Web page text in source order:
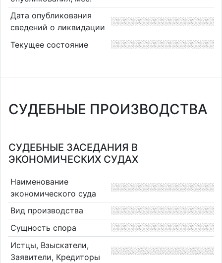
Дата опубликования
сведений о ликвидации
Текущее состояние
СУДЕБНЫЕ ПРОИЗВОДСТВА
СУДЕБНЫЕ ЗАСЕДАНИЯ В
ЭКОНОМИЧЕСКИХ СУДАХ
Наименование
экономического суда
Вид производства
Сущность спора
Истцы, Взыскатели,
Заявители, Кредиторы